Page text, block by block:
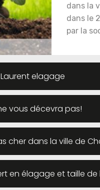
dans la
dans le
par la
elagage
vous décevra pas!
cher dans la ville de
en élagage et taille de